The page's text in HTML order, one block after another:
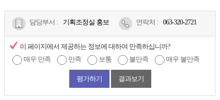
담당부서 : 기획조정실 홍보 연락처 : 063-320-2721
이 페이지에서 제공하는 정보에 대하여 만족하십니까?
매우 만족
만족 보통 불만족 매우 불만족
평가하기 결과보기